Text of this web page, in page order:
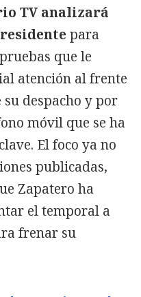
TV analizará
para
que le
atención al frente
despacho y por
móvil que se ha
El foco ya no
publicadas,
Zapatero ha
el temporal a
frenar su